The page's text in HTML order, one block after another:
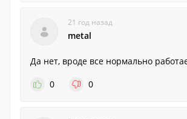
21 год назад
metal
Да нет, вроде все нормально
0
0